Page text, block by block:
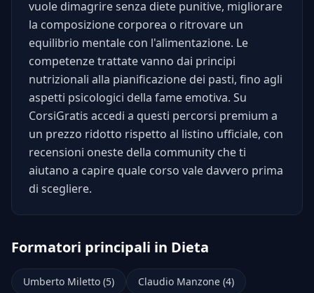
vuole dimagrire senza diete punitive, migliorare
la composizione corporea o ritrovare un
equilibrio mentale con l'alimentazione. Le
competenze trattate vanno dai principi
nutrizionali alla pianificazione dei pasti, fino agli
aspetti psicologici della fame emotiva. Su
CorsiGratis accedi a questi percorsi premium a
un prezzo ridotto rispetto al listino ufficiale, con
recensioni oneste della community che ti
aiutano a capire quale corso vale davvero prima
di scegliere.
Formatori principali in Dieta
Umberto Miletto (5)
Claudio Manzone (4)